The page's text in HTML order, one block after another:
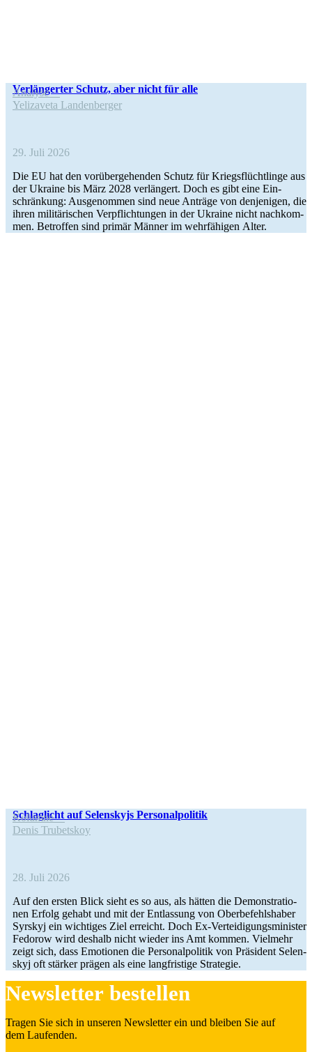
Ver­län­ger­ter Schutz, aber nicht für alle
Analyse
Yeli­za­veta Landenberger
29. Juli 2026
Die EU hat den vor­über­ge­hen­den Schutz für Kriegs­flücht­linge aus
der Ukraine bis März 2028 ver­län­gert. Doch es gibt eine Ein­
schrän­kung: Aus­ge­nom­men sind neue Anträge von den­je­ni­gen, die
ihren mili­tä­ri­schen Ver­pflich­tun­gen in der Ukraine nicht nach­kom­
men. Betrof­fen sind primär Männer im wehr­fä­hi­gen Alter.
Schlag­licht auf Selen­skyjs Personalpolitik
Kolumne
Denis Tru­bets­koy
28. Juli 2026
Auf den ersten Blick sieht es so aus, als hätten die Demons­tra­tio­
nen Erfolg gehabt und mit der Ent­las­sung von Ober­be­fehls­ha­ber
Syrskyj ein wich­ti­ges Ziel erreicht. Doch Ex-Ver­­­tei­­di­­gungs­­­mi­­nis­­ter
Fedorow wird deshalb nicht wieder ins Amt kommen. Viel­mehr
zeigt sich, dass Emo­tio­nen die Per­so­nal­po­li­tik von Prä­si­dent Selen­
skyj oft stärker prägen als eine lang­fris­tige Strategie.
News­let­ter bestellen
Tragen Sie sich in unseren News­let­ter ein und bleiben Sie auf
dem Laufenden.